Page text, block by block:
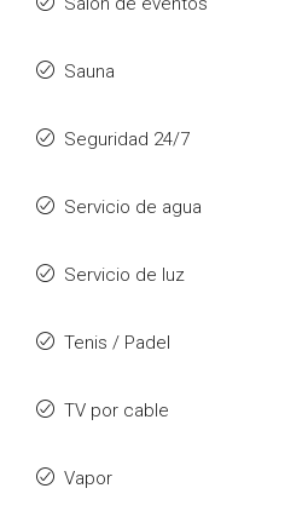
Sauna
Seguridad 24/7
Servicio de agua
Servicio de luz
Tenis / Padel
TV por cable
Vapor